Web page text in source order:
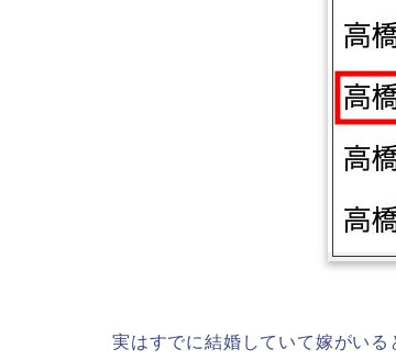
実はすでに結婚していて嫁がい